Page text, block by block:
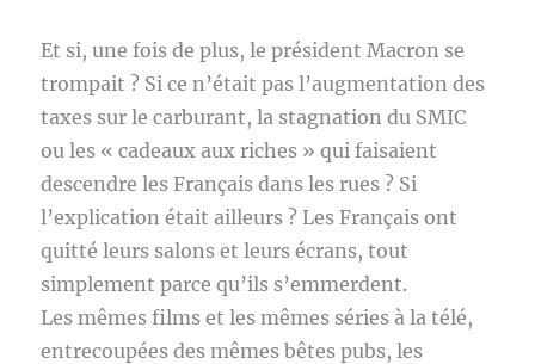
Et si, une fois de plus, le président Macron se
trompait ? Si ce n’était pas l’augmentation des
taxes sur le carburant, la stagnation du SMIC
ou les « cadeaux aux riches » qui faisaient
descendre les Français dans les rues ? Si
l’explication était ailleurs ? Les Français ont
quitté leurs salons et leurs écrans, tout
simplement parce qu’ils s’emmerdent.
Les mêmes films et les mêmes séries à la télé,
entrecoupées des mêmes bêtes pubs, les